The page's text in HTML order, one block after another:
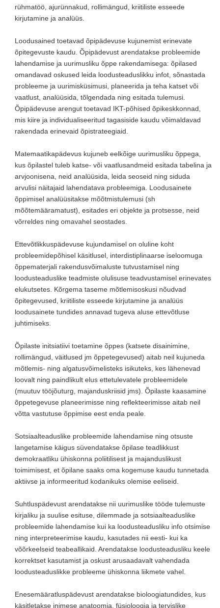
rühmatöö, ajurünnakud, rollimängud, kriitiliste esseede
kirjutamine ja analüüs.
Loodusained toetavad õpipädevuse kujunemist erinevate
õpitegevuste kaudu. Õpipädevust arendatakse probleemide
lahendamise ja uurimusliku õppe rakendamisega: õpilased
omandavad oskused leida loodusteaduslikku infot, sõnastada
probleeme ja uurimisküsimusi, planeerida ja teha katset või
vaatlust, analüüsida, tõlgendada ning esitada tulemusi.
Õpipädevuse arengut toetavad IKT-põhised õpikeskkonnad,
mis kiire ja individualiseeritud tagasiside kaudu võimaldavad
rakendada erinevaid õpistrateegiaid.
Matemaatikapädevus kujuneb eelkõige uurimusliku õppega,
kus õpilastel tuleb katse- või vaatlusandmeid esitada tabelina ja
arvjoonisena, neid analüüsida, leida seoseid ning siduda
arvulisi näitajaid lahendatava probleemiga. Loodusainete
õppimisel analüüsitakse mõõtmistulemusi (sh
mõõtemääramatust), esitades eri objekte ja protsesse, neid
võrreldes ning omavahel seostades.
Ettevõtlikkuspädevuse kujundamisel on oluline koht
probleemidepõhisel käsitlusel, interdistiplinaarse iseloomuga
õppematerjali rakendusvõimaluste tutvustamisel ning
loodusteaduslike teadmiste olulisuse teadvustamisel erinevates
elukutsetes. Kõrgema taseme mõtlemisoskusi nõudvad
õpitegevused, kriitiliste esseede kirjutamine ja analüüs
loodusainete tundides annavad tugeva aluse ettevõtluse
juhtimiseks.
Õpilaste initsiatiivi toetamine õppes (katsete disainimine,
rollimängud, väitlused jm õppetegevused) aitab neil kujuneda
mõtlemis- ning algatusvõimelisteks isikuteks, kes lähenevad
loovalt ning paindlikult elus ettetulevatele probleemidele
(muutuv tööjõuturg, majanduskriisid jms). Õpilaste kaasamine
õppetegevuse planeerimisse ning reflekteerimisse aitab neil
võtta vastutuse õppimise eest enda peale.
Sotsiaalteaduslike probleemide lahendamise ning otsuste
langetamise käigus süvendatakse õpilase teadlikkust
demokraatliku ühiskonna poliitilisest ja majanduslikust
toimimisest, et õpilane saaks oma kogemuse kaudu tunnetada
aktiivse ja informeeritud kodanikuks olemise eeliseid.
Suhtluspädevust arendatakse nii uurimuslike tööde tulemuste
kirjaliku ja suulise esituse, dilemmade ja sotsiaalteaduslike
probleemide lahendamise kui ka loodusteadusliku info otsimise
ning interpreteerimise kaudu, kasutades nii eesti- kui ka
võõrkeelseid teabeallikaid. Arendatakse loodusteadusliku keele
korrektset kasutamist ja oskust arusaadavalt vahendada
loodusteaduslikke probleeme ühiskonna liikmete vahel.
Enesemääratluspädevust arendatakse bioloogiatundides, kus
käsitletakse inimese anatoomia, füsioloogia ja tervislike